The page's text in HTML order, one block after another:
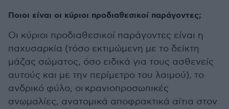
Ποιοι είναι οι κύριοι προδιαθεσικοί παράγοντες;
Οι κύριοι προδιαθεσικοί παράγοντες είναι η
παχυσαρκία (τόσο εκτιμώμενη με το δείκτη
μάζας σώματος, όσο ειδικά για τους ασθενείς
αυτούς και με την περίμετρο του λαιμού), το
ανδρικό φύλο, οι κρανιοπροσωπικές
ανωμαλίες, ανατομικά αποφρακτικά αίτια στον